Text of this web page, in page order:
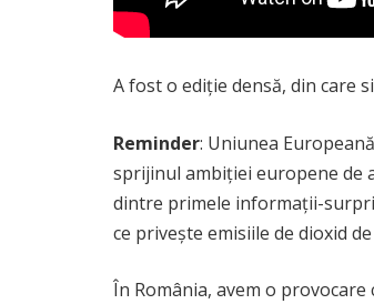
A fost o ediție densă, din care
Reminder: Uniunea
sprijinul ambiției europene de
dintre primele informații-
ce privește emisiile de dioxid
În România, avem o